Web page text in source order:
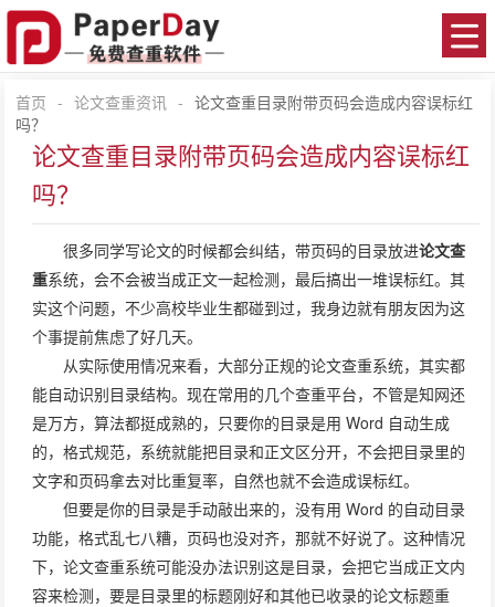
首页 - 论文查重资讯 - 论文查重目录附带页码会造成内容误标红
吗？
论文查重目录附带页码会造成内容误标红
吗？
很多同学写论文的时候都会纠结，带页码的目录放进论文查
重系统，会不会被当成正文一起检测，最后搞出一堆误标红。其
实这个问题，不少高校毕业生都碰到过，我身边就有朋友因为这
个事提前焦虑了好几天。
从实际使用情况来看，大部分正规的论文查重系统，其实都
能自动识别目录结构。现在常用的几个查重平台，不管是知网还
是万方，算法都挺成熟的，只要你的目录是用 Word 自动生成
的，格式规范，系统就能把目录和正文区分开，不会把目录里的
文字和页码拿去对比重复率，自然也就不会造成误标红。
但要是你的目录是手动敲出来的，没有用 Word 的自动目录
功能，格式乱七八糟，页码也没对齐，那就不好说了。这种情况
下，论文查重系统可能没办法识别这是目录，会把它当成正文内
容来检测，要是目录里的标题刚好和其他已收录的论文标题重